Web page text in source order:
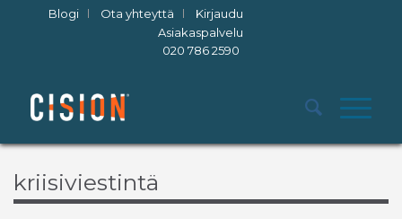
Blogi Ota yhteyttä
Kirjaudu
Asiakaspalvelu
020 786 2590
kriisiviestintä